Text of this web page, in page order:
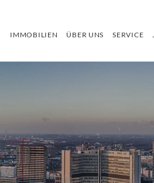
IMMOBILIEN ÜBER UNS SERVICE